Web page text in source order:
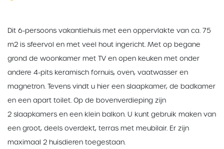
Dit 6-persoons vakantiehuis met een oppervlakte van ca. 75
m2 is sfeervol en met veel hout ingericht. Met op begane
grond de woonkamer met TV en open keuken met onder
andere 4-pits keramisch fornuis, oven, vaatwasser en
magnetron. Tevens vindt u hier een slaapkamer, de badkamer
en een apart toilet. Op de bovenverdieping zijn
2 slaapkamers en een klein balkon. U kunt gebruik maken van
een groot, deels overdekt, terras met meubilair. Er zijn
maximaal 2 huisdieren toegestaan.